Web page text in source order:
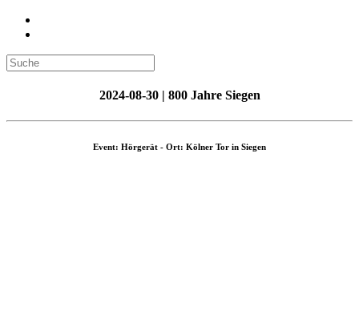
2024-08-30 | 800 Jahre Siegen
Event: Hörgerät - Ort: Kölner Tor in Siegen